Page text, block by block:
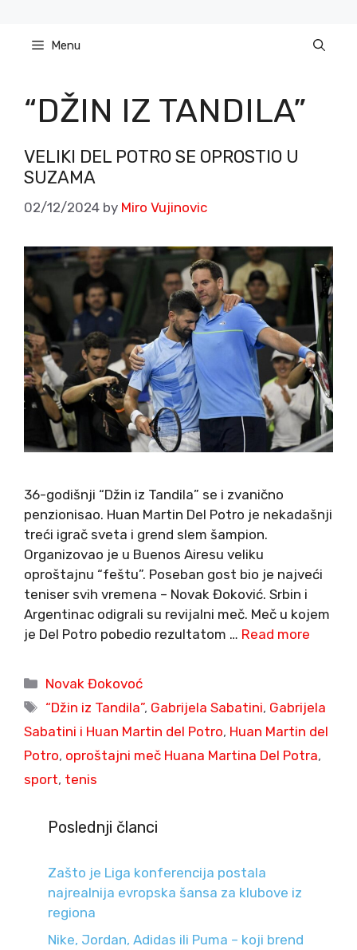
content Menu
“DŽIN IZ TANDILA”
VELIKI DEL POTRO SE OPROSTIO U
SUZAMA
02/12/2024 by Miro Vujinovic
36-godišnji “Džin iz Tandila” se i zvanično
penzionisao. Huan Martin Del Potro je nekadašnji
treći igrač sveta i grend slem šampion.
Organizovao je u Buenos Airesu veliku
oproštajnu “feštu”. Poseban gost bio je najveći
teniser svih vremena – Novak Đoković. Srbin i
Argentinac odigrali su revijalni meč. Meč u kojem
je Del Potro pobedio rezultatom … Read more
Categories
Novak Đokovoć
Tags
“Džin iz Tandila”, Gabrijela Sabatini, Gabrijela
Sabatini i Huan Martin del Potro, Huan Martin del
Potro, oproštajni meč Huana Martina Del Potra,
sport, tenis
Poslednji članci
Zašto je Liga konferencija postala
najrealnija evropska šansa za klubove iz
regiona
Nike, Jordan, Adidas ili Puma – koji brend